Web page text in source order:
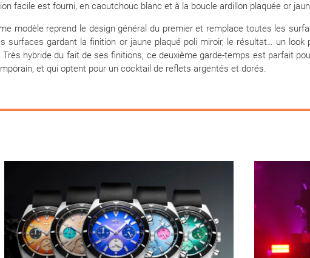
facile est fourni, en caoutchouc blanc et à la boucle ardillon plaquée or
modèle reprend le design général du premier et remplace toutes les
surfaces gardant la finition or jaune plaqué poli miroir, le résultat… un look
hybride du fait de ses finitions, ce deuxième garde-temps est parfait
et qui optent pour un cocktail de reflets argentés et dorés.